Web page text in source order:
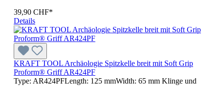
39,90 CHF*
Details
KRAFT TOOL Archäologie Spitzkelle breit mit Soft Grip
Proform® Griff AR424PF
Type: AR424PFLength: 125 mmWidth: 65 mm Klinge und